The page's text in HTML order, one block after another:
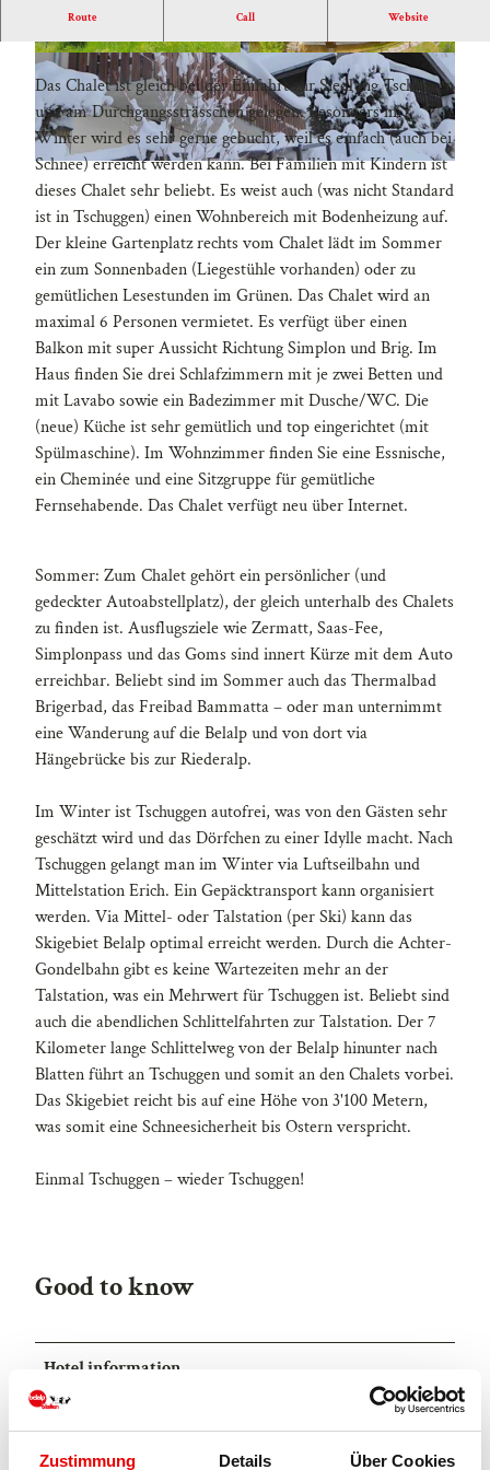
Zustimmung Details Über Cookies
W
i
n
t
e
r
S
o
m
m
e
r
Route Call Website
Das Chalet ist gleich bei der Einfahrt zur Siedlung Tschuggen
und am Durchgangssträsschen gelegen. Besonders im
Winter wird es sehr gerne gebucht, weil es einfach (auch bei
Schnee) erreicht werden kann. Bei Familien mit Kindern ist
dieses Chalet sehr beliebt. Es weist auch (was nicht Standard
ist in Tschuggen) einen Wohnbereich mit Bodenheizung auf.
Der kleine Gartenplatz rechts vom Chalet lädt im Sommer
ein zum Sonnenbaden (Liegestühle vorhanden) oder zu
gemütlichen Lesestunden im Grünen. Das Chalet wird an
maximal 6 Personen vermietet. Es verfügt über einen
Balkon mit super Aussicht Richtung Simplon und Brig. Im
Haus finden Sie drei Schlafzimmern mit je zwei Betten und
mit Lavabo sowie ein Badezimmer mit Dusche/WC. Die
(neue) Küche ist sehr gemütlich und top eingerichtet (mit
Spülmaschine). Im Wohnzimmer finden Sie eine Essnische,
ein Cheminée und eine Sitzgruppe für gemütliche
Fernsehabende. Das Chalet verfügt neu über Internet.
Sommer: Zum Chalet gehört ein persönlicher (und
gedeckter Autoabstellplatz), der gleich unterhalb des Chalets
zu finden ist. Ausflugsziele wie Zermatt, Saas-Fee,
Simplonpass und das Goms sind innert Kürze mit dem Auto
erreichbar. Beliebt sind im Sommer auch das Thermalbad
Brigerbad, das Freibad Bammatta – oder man unternimmt
eine Wanderung auf die Belalp und von dort via
Hängebrücke bis zur Riederalp.
Im Winter ist Tschuggen autofrei, was von den Gästen sehr
geschätzt wird und das Dörfchen zu einer Idylle macht. Nach
Tschuggen gelangt man im Winter via Luftseilbahn und
Mittelstation Erich. Ein Gepäcktransport kann organisiert
werden. Via Mittel- oder Talstation (per Ski) kann das
Skigebiet Belalp optimal erreicht werden. Durch die Achter-
Gondelbahn gibt es keine Wartezeiten mehr an der
Talstation, was ein Mehrwert für Tschuggen ist. Beliebt sind
auch die abendlichen Schlittelfahrten zur Talstation. Der 7
Kilometer lange Schlittelweg von der Belalp hinunter nach
Blatten führt an Tschuggen und somit an den Chalets vorbei.
Das Skigebiet reicht bis auf eine Höhe von 3'100 Metern,
was somit eine Schneesicherheit bis Ostern verspricht.
Einmal Tschuggen – wieder Tschuggen!
Good to know
Hotel information
Number of beds
6